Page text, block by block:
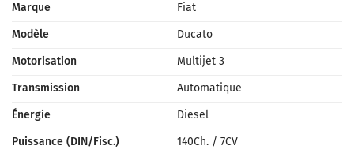
Marque
Fiat
Modèle
Ducato
Motorisation
Multijet 3
Transmission
Automatique
Énergie
Diesel
Puissance (DIN/Fisc.)
140Ch. / 7CV